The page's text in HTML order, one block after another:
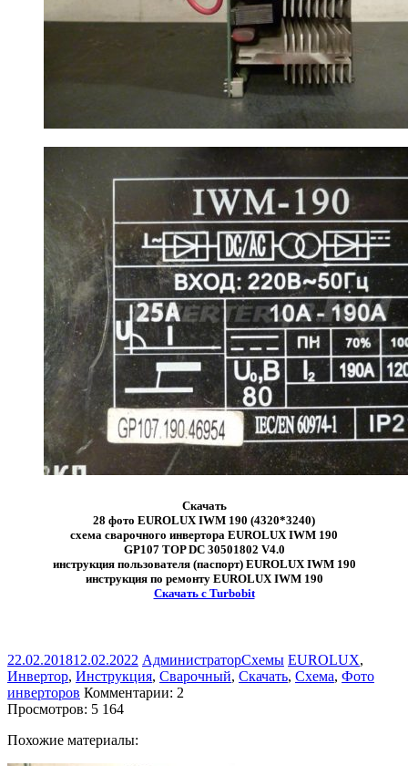
Скачать
28 фото EUROLUX IWM 190 (4320*3240)
схема сварочного инвертора EUROLUX IWM 190
GP107 TOP DC 30501802 V4.0
инструкция пользователя (паспорт) EUROLUX IWM 190
инструкция по ремонту EUROLUX IWM 190
Скачать с Turbobit
22.02.201812.02.2022 АдминистраторСхемы EUROLUX,
Инвертор, Инструкция, Сварочный, Скачать, Схема, Фото
инверторов Комментарии: 2
Просмотров: 5 164
Похожие материалы: